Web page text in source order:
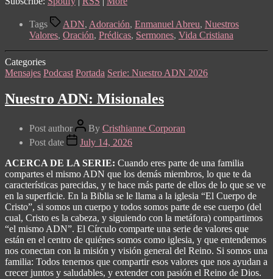
Tags ADN, Adoración, Enmanuel Abreu, Nuestros
Valores, Oración, Prédicas, Sermones, Vida Cristiana
Categories
Mensajes Podcast Portada Serie: Nuestro ADN 2026
Nuestro ADN: Misionales
Post author By Cristhianne Corporan
Post date
July 14, 2026
ACERCA DE LA SERIE: Cuando eres parte de una familia
compartes el mismo ADN que los demás miembros, lo que te da
características parecidas, y te hace más parte de ellos de lo que se ve
en la superficie. En la Biblia se le llama a la iglesia “El Cuerpo de
Cristo”, si somos un cuerpo y todos somos parte de ese cuerpo (del
cual, Cristo es la cabeza, y siguiendo con la metáfora) compartimos
“el mismo ADN”. El Círculo comparte una serie de valores que
están en el centro de quiénes somos como iglesia, y que entendemos
nos conectan con la misión y visión general del Reino. Si somos una
familia: Todos tenemos que compartir esos valores que nos ayudan a
crecer juntos y saludables, y extender con pasión el Reino de Dios.